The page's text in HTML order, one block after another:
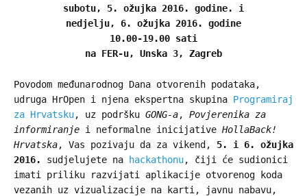
subotu, 5. ožujka 2016. godine. i
nedjelju, 6. ožujka 2016. godine
10.00-19.00 sati
na FER-u, Unska 3, Zagreb
Povodom međunarodnog Dana otvorenih podataka,
udruga HrOpen i njena ekspertna skupina Programiraj
za Hrvatsku, uz podršku GONG-a, Povjerenika za
informiranje i neformalne inicijative HollaBack!
Hrvatska, Vas pozivaju da za vikend, 5. i 6. ožujka
2016.
sudjelujete na hackathonu, čiji će sudionici
imati priliku razvijati aplikacije otvorenog koda
vezanih uz vizualizacije na karti, javnu nabavu,